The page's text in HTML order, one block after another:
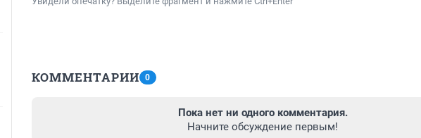
КОММЕНТАРИИ 0
Пока нет ни одного комментария.
Начните обсуждение первым!